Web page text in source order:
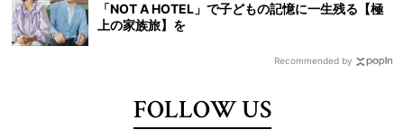
「NOT A HOTEL」で子どもの記憶に一生残る【極
上の家族旅】を
Recommended by
FOLLOW US